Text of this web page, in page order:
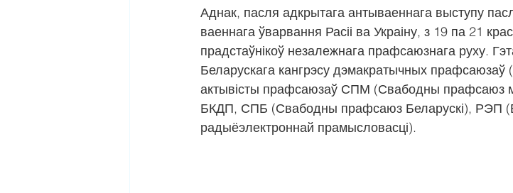
Аднак, пасля адкрытага антываеннага выступу
ваеннага ўварвання Расіі ва Украіну, з 19 па 21
прадстаўнікоў незалежнага прафсаюзнага руху.
Беларускага кангрэсу дэмакратычных прафсаюзаў
актывісты прафсаюзаў СПМ (Свабодны прафсаюз
БКДП, СПБ (Свабодны прафсаюз Беларускі), РЭП
радыёэлектроннай прамысловасці).